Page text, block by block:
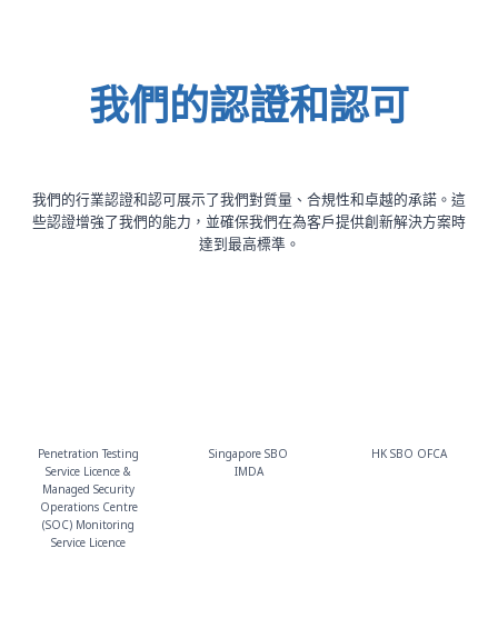
我們的認證和認可
我們的行業認證和認可展示了我們對質量、合規性和卓越的承諾。這
些認證增強了我們的能力，並確保我們在為客戶提供創新解決方案時
達到最高標準。
Penetration Testing
Service Licence &
Managed Security
Operations Centre
(SOC) Monitoring
Service Licence
Singapore SBO
IMDA
HK SBO OFCA